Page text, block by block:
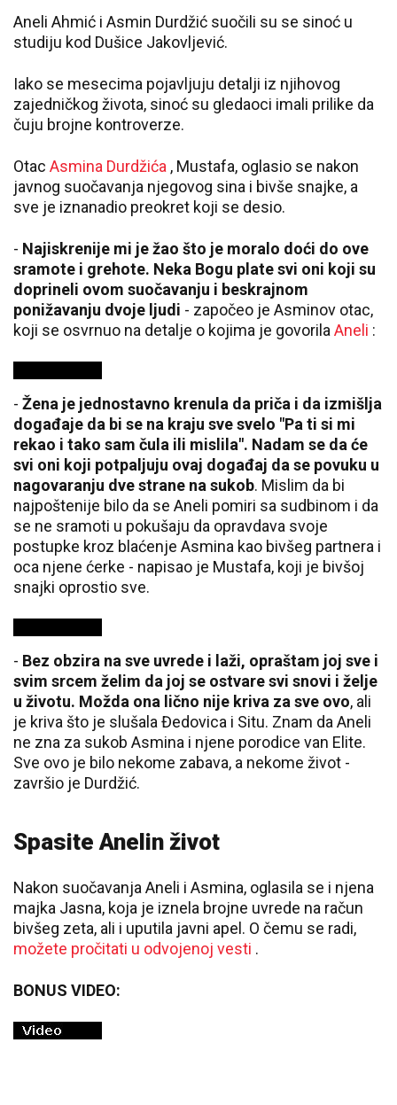
Aneli Ahmić i Asmin Durdžić suočili su se sinoć u
studiju kod Dušice Jakovljević.
Iako se mesecima pojavljuju detalji iz njihovog
zajedničkog života, sinoć su gledaoci imali prilike da
čuju brojne kontroverze.
Otac Asmina Durdžića , Mustafa, oglasio se nakon
javnog suočavanja njegovog sina i bivše snajke, a
sve je iznanadio preokret koji se desio.
- Najiskrenije mi je žao što je moralo doći do ove
sramote i grehote. Neka Bogu plate svi oni koji su
doprineli ovom suočavanju i beskrajnom
ponižavanju dvoje ljudi - započeo je Asminov otac,
koji se osvrnuo na detalje o kojima je govorilaAneli :
- Žena je jednostavno krenula da priča i da izmišlja
događaje da bi se na kraju sve svelo "Pa ti si mi
rekao i tako sam čula ili mislila". Nadam se da će
svi oni koji potpaljuju ovaj događaj da se povuku u
nagovaranju dve strane na sukob. Mislim da bi
najpoštenije bilo da se Aneli pomiri sa sudbinom i da
se ne sramoti u pokušaju da opravdava svoje
postupke kroz blaćenje Asmina kao bivšeg partnera i
oca njene ćerke - napisao je Mustafa, koji je bivšoj
snajki oprostio sve.
- Bez obzira na sve uvrede i laži, opraštam joj sve i
svim srcem želim da joj se ostvare svi snovi i želje
u životu. Možda ona lično nije kriva za sve ovo, ali
je kriva što je slušala Đedovica i Situ. Znam da Aneli
ne zna za sukob Asmina i njene porodice van Elite.
Sve ovo je bilo nekome zabava, a nekome život -
završio je Durdžić.
Spasite Anelin život
Nakon suočavanja Aneli i Asmina, oglasila se i njena
majka Jasna, koja je iznela brojne uvrede na račun
bivšeg zeta, ali i uputila javni apel. O čemu se radi,
možete pročitati u odvojenoj vesti .
BONUS VIDEO: